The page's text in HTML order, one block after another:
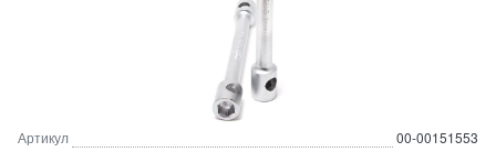
Артикул
00-00151553